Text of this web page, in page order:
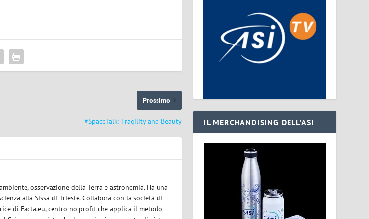
Prossimo
#SpaceTalk: Fragility and Beauty
osservazione della Terra e astronomia. Ha una
alla Sissa di Trieste. Collabora con la società di
di Facta.eu, centro no profit che applica il metodo
IL MERCHANDISING DELL’ASI